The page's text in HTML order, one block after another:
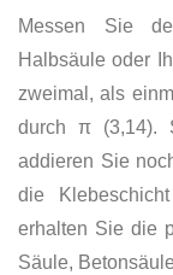
Messen Sie
Halbsäule oder
zweimal, als
durch π (3,14).
addieren Sie
die
erhalten Sie die
Säule,